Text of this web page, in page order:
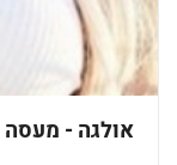
אולגה -